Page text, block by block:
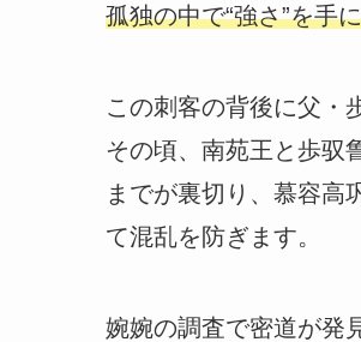
孤独の中で“強さ”を手
この刺客の背後に父・
その頃、南苑王と歩驭
までが裏切り、慕容高
て混乱を防ぎます。
婉婉の調査で密道が発